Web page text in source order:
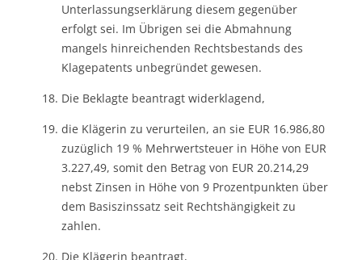
Unterlassungserklärung diesem gegenüber
erfolgt sei. Im Übrigen sei die Abmahnung
mangels hinreichenden Rechtsbestands des
Klagepatents unbegründet gewesen.
Die Beklagte beantragt widerklagend,
die Klägerin zu verurteilen, an sie EUR 16.986,80
zuzüglich 19 % Mehrwertsteuer in Höhe von EUR
3.227,49, somit den Betrag von EUR 20.214,29
nebst Zinsen in Höhe von 9 Prozentpunkten über
dem Basiszinssatz seit Rechtshängigkeit zu
zahlen.
Die Klägerin beantragt,